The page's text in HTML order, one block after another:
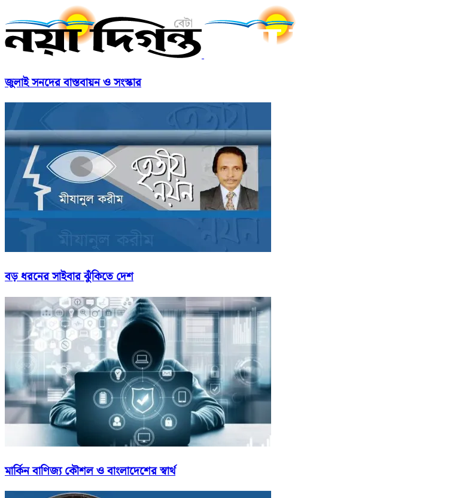
জুলাই সনদের বাস্তবায়ন ও সংস্কার
বড় ধরনের সাইবার ঝুঁকিতে দেশ
মার্কিন বাণিজ্য কৌশল ও বাংলাদেশের স্বার্থ